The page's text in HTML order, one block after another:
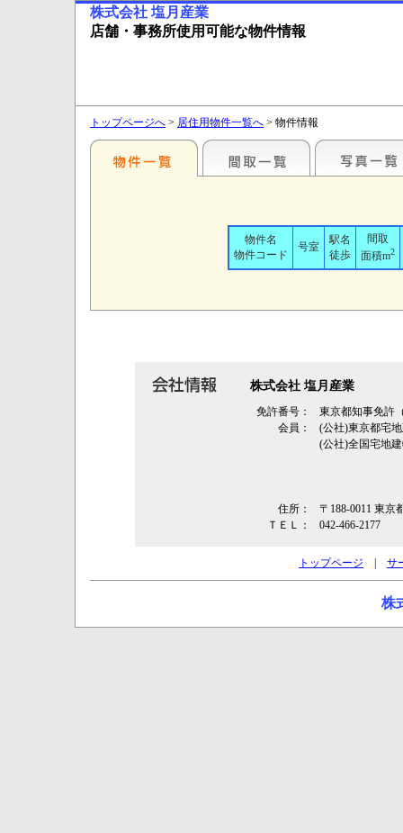
株式会社 塩月産業
店舗・事務所使用可能な物件情報
トップページへ > 居住用物件一覧へ > 物件情報
物件名
物件コード
号室
駅名
徒歩
間取
面積m2
株式会社 塩月産業
免許番号：
東京都知事免許
会員：
(公社)東京都宅
(公社)全国宅地
住所：
〒188-0011 東京
ＴＥＬ：
042-466-2177
トップページ サ
株